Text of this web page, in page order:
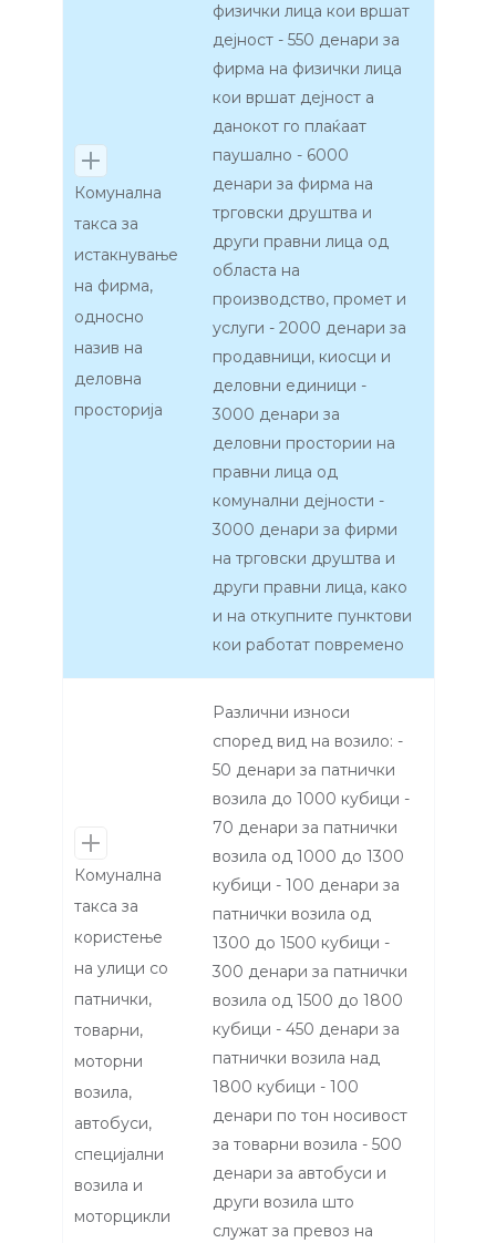
Комунална
такса за
истакнување
на фирма,
односно
назив на
деловна
просторија
физички лица кои вршат
дејност - 550 денари за
фирма на физички лица
кои вршат дејност а
данокот го плаќаат
паушално - 6000
денари за фирма на
трговски друштва и
други правни лица од
областа на
производство, промет и
услуги - 2000 денари за
продавници, киосци и
деловни единици -
3000 денари за
деловни простории на
правни лица од
комунални дејности -
3000 денари за фирми
на трговски друштва и
други правни лица, како
и на откупните пунктови
кои работат повремено
Комунална
такса за
користење
на улици со
патнички,
товарни,
моторни
возила,
автобуси,
специјални
возила и
моторцикли
Различни износи
според вид на возило: -
50 денари за патнички
возила до 1000 кубици -
70 денари за патнички
возила од 1000 до 1300
кубици - 100 денари за
патнички возила од
1300 до 1500 кубици -
300 денари за патнички
возила од 1500 до 1800
кубици - 450 денари за
патнички возила над
1800 кубици - 100
денари по тон носивост
за товарни возила - 500
денари за автобуси и
други возила што
служат за превоз на